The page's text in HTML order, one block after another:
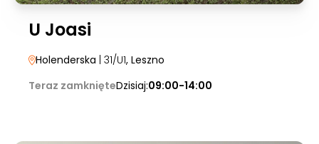
U Joasi
Holenderska | 31/U1, Leszno
Teraz zamknięteDzisiaj:09:00-14:00